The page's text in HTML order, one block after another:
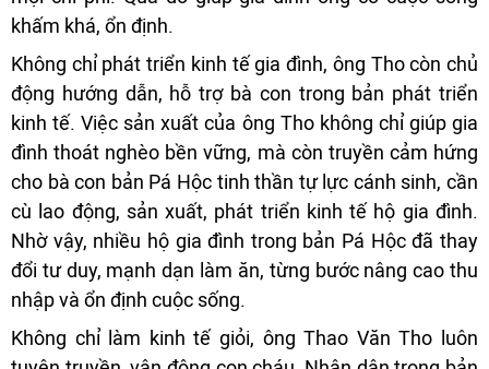
khấm khá, ổn định.
Không chỉ phát triển kinh tế gia đình, ông Tho còn chủ
động hướng dẫn, hỗ trợ bà con trong bản phát triển
kinh tế. Việc sản xuất của ông Tho không chỉ giúp gia
đình thoát nghèo bền vững, mà còn truyền cảm hứng
cho bà con bản Pá Hộc tinh thần tự lực cánh sinh, cần
cù lao động, sản xuất, phát triển kinh tế hộ gia đình.
Nhờ vậy, nhiều hộ gia đình trong bản Pá Hộc đã thay
đổi tư duy, mạnh dạn làm ăn, từng bước nâng cao thu
nhập và ổn định cuộc sống.
Không chỉ làm kinh tế giỏi, ông Thao Văn Tho luôn